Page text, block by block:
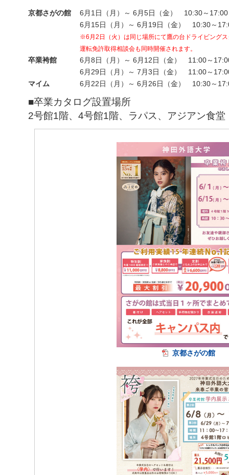
京都さがの館
6月1日（月）～ 6月5日（金） 10:30～
6月15日（月）～ 6月19日（金） 10:30～
※6月2日（火）は同じ場所にて鷹の台ドライビング
運転免許取得相談会も同時開催されます。
卒業袴館
6月8日（月）～ 6月12日（金） 11:00～
6月29日（月）～ 7月3日（金） 11:00～
マイム
6月22日（月）～ 6月26日（金） 10:30～
■卒業カタログ設置場所
2号館1階、4号館1階、ラパス、アジアン食堂
京都さがの館